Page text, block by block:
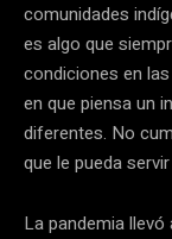
comunidades
es algo que
condiciones en
en que piensa un
diferentes. No
que le pueda
La pandemia